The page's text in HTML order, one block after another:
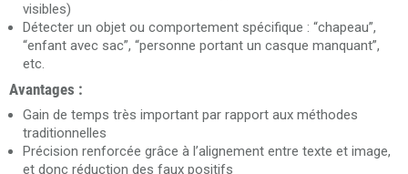
visibles)
Détecter un objet ou comportement spécifique : “chapeau”,
“enfant avec sac”, “personne portant un casque manquant”,
etc.
Avantages :
Gain de temps très important par rapport aux méthodes
traditionnelles
Précision renforcée grâce à l’alignement entre texte et image,
et donc réduction des faux positifs